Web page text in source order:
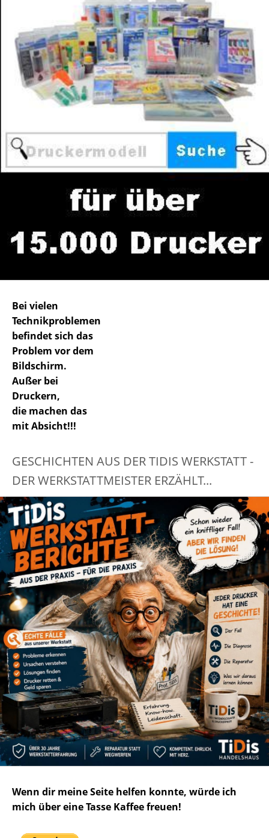
Bei vielen
Technikproblemen
befindet sich das
Problem vor dem
Bildschirm.
Außer bei
Druckern,
die machen das
mit Absicht!!!
GESCHICHTEN AUS DER TIDIS WERKSTATT -
DER WERKSTATTMEISTER ERZÄHLT...
Wenn dir meine Seite helfen konnte, würde ich
mich über eine Tasse Kaffee freuen!